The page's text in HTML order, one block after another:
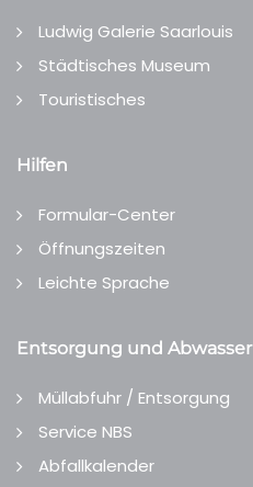
Ludwig Galerie Saarlouis
Städtisches Museum
Touristisches
Hilfen
Formular-Center
Öffnungszeiten
Leichte Sprache
Entsorgung und Abwasser
Müllabfuhr / Entsorgung
Service NBS
Abfallkalender